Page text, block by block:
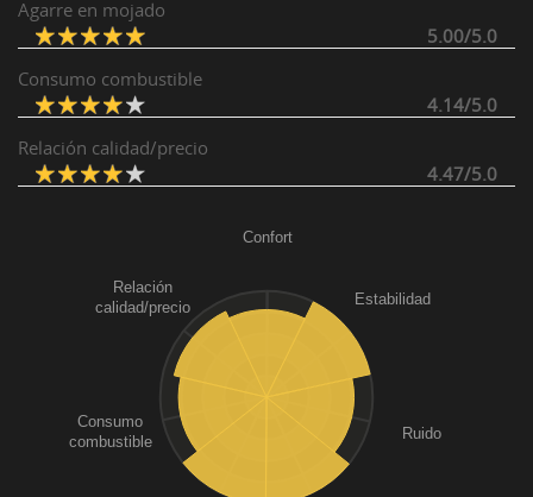
Agarre en mojado
5.00/5.0
Consumo combustible
4.14/5.0
Relación calidad/precio
4.47/5.0
Confort
Estabilidad
Ruido
Consumo
combustible
Relación
calidad/precio